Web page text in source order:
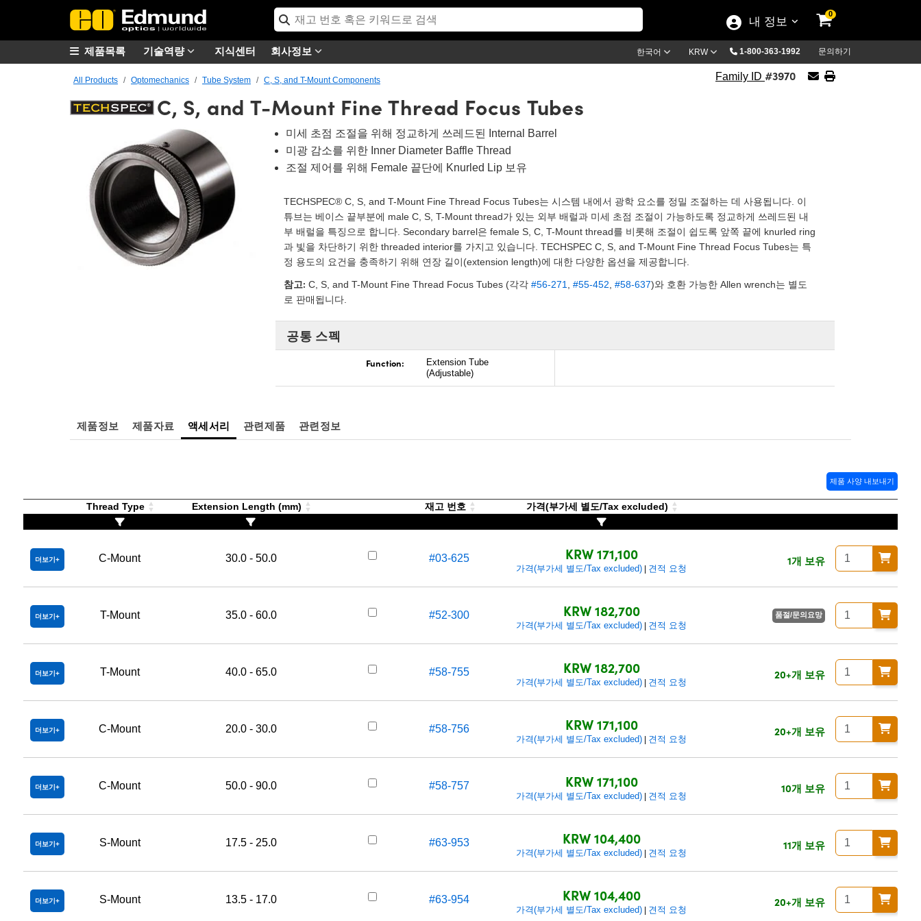
내 정보
0
기술역량 지식센터 회사정보 한국어 KRW 1-800-363-1992 문의하기
제품목록
All Products Optomechanics Tube System C, S, and T-Mount Components Family ID #3970
C, S, and T-Mount Fine Thread Focus Tubes
미세 초점 조절을 위해 정교하게 쓰레드된 Internal Barrel
미광 감소를 위한 Inner Diameter Baffle Thread
조절 제어를 위해 Female 끝단에 Knurled Lip 보유
TECHSPEC® C, S, and T-Mount Fine Thread Focus Tubes는 시스템 내에서 광학 요소를 정밀 조절하는 데 사용됩니다. 이
튜브는 베이스 끝부분에 male C, S, T-Mount thread가 있는 외부 배럴과 미세 초점 조절이 가능하도록 정교하게 쓰레드된 내
부 배럴을 특징으로 합니다. Secondary barrel은 female S, C, T-Mount thread를 비롯해 조절이 쉽도록 앞쪽 끝에 knurled ring
과 빛을 차단하기 위한 threaded interior를 가지고 있습니다. TECHSPEC C, S, and T-Mount Fine Thread Focus Tubes는 특
정 용도의 요건을 충족하기 위해 연장 길이(extension length)에 대한 다양한 옵션을 제공합니다.
참고: C, S, and T-Mount Fine Thread Focus Tubes (각각 #56-271 #55-452 #58-637)와 호환 가능한 Allen wrench는 별도
로 판매됩니다.
공통 스펙
Function:
Extension Tube
(Adjustable)
제품정보 제품자료 액세서리 관련제품 관련정보
제품 사양 내보내기
Thread Type Extension Length (mm) 재고 번호 가격(부가세 별도/Tax excluded)
더보기 C-Mount 30.0 - 50.0 #03-625 KRW 171,100
가격(부가세 별도/Tax excluded) 견적 요청
1개 보유
더보기 T-Mount 35.0 - 60.0 #52-300 KRW 182,700
가격(부가세 별도/Tax excluded) 견적 요청
품절/문의요망
더보기 T-Mount 40.0 - 65.0 #58-755 KRW 182,700
가격(부가세 별도/Tax excluded) 견적 요청
20+개 보유
더보기 C-Mount 20.0 - 30.0 #58-756 KRW 171,100
가격(부가세 별도/Tax excluded) 견적 요청
20+개 보유
더보기 C-Mount 50.0 - 90.0 #58-757 KRW 171,100
가격(부가세 별도/Tax excluded) 견적 요청
10개 보유
더보기 S-Mount 17.5 - 25.0 #63-953 KRW 104,400
가격(부가세 별도/Tax excluded) 견적 요청
11개 보유
더보기 S-Mount 13.5 - 17.0 #63-954 KRW 104,400
가격(부가세 별도/Tax excluded) 견적 요청
20+개 보유